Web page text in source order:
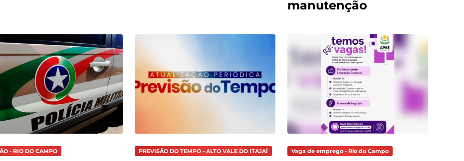
manutenção
- RIO DO CAMPO PREVISÃO DO TEMPO - ALTO VALE DO ITAJAÍ Vaga de emprego - Rio do Campo